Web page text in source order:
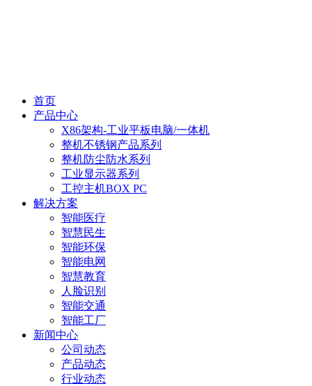
首页
产品中心
X86架构-工业平板电脑/一体机
整机不锈钢产品系列
整机防尘防水系列
工业显示器系列
工控主机BOX PC
解决方案
智能医疗
智慧民生
智能环保
智能电网
智慧教育
人脸识别
智能交通
智能工厂
新闻中心
公司动态
产品动态
行业动态